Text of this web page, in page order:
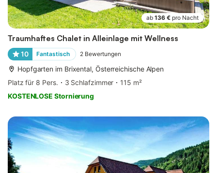
ab 136 € pro Nacht
Traumhaftes Chalet in Alleinlage mit Wellness
10 Fantastisch 2 Bewertungen
Hopfgarten im Brixental, Österreichische Alpen
Platz für 8 Pers.
3 Schlafzimmer
115 m²
KOSTENLOSE Stornierung